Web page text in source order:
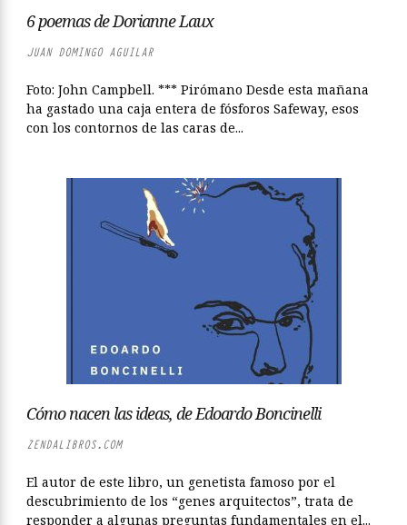
6 poemas de Dorianne Laux
JUAN DOMINGO AGUILAR
Foto: John Campbell. *** Pirómano Desde esta mañana
ha gastado una caja entera de fósforos Safeway, esos
con los contornos de las caras de...
Cómo nacen las ideas, de Edoardo Boncinelli
ZENDALIBROS.COM
El autor de este libro, un genetista famoso por el
descubrimiento de los “genes arquitectos”, trata de
responder a algunas preguntas fundamentales en el...